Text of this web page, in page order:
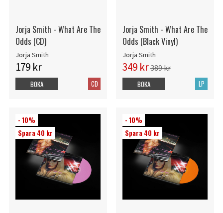
Jorja Smith - What Are The
Odds (CD)
Jorja Smith
179 kr
CD
BOKA
Jorja Smith - What Are The
Odds (Black Vinyl)
Jorja Smith
349 kr389 kr
LP
BOKA
- 10%
Spara 40 kr
- 10%
Spara 40 kr